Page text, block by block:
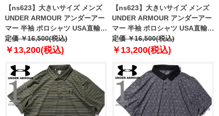
【ns623】大きいサイズ メンズ
UNDER ARMOUR アンダーアー
マー 半袖 ポロシャツ USA直輸入
um0956
定価 ￥16,500(税込)
￥13,200(税込)
【ns623】大きいサイズ メンズ
UNDER ARMOUR アンダーアー
マー 半袖 ポロシャツ USA直輸入
um0976
定価 ￥16,500(税込)
￥13,200(税込)